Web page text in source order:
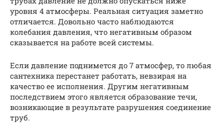
уровня 4 атмосферы. Реальная ситуация заметно
отличается. Довольно часто наблюдаются
колебания давления, что негативным образом
сказывается на работе всей системы.
Если давление поднимется до 7 атмосфер, то любая
сантехника перестанет работать, невзирая на
качество ее исполнения. Другим негативным
последствием этого является образование течи,
возникающие в результате разрушения соединение
труб.